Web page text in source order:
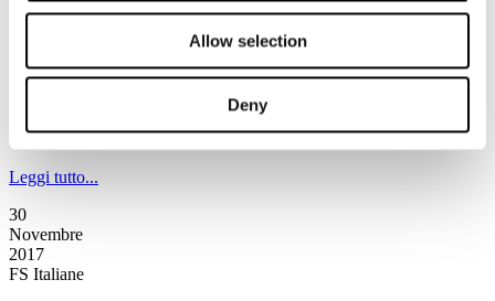
Allow selection
Deny
domani, venerdì 1 dicembre, il dottor Trenamore sarà
nella città del Palio
Radio2
continua la collaborazione fra FS Italiane e Caterpillar
racconta la tua storia acaterpillar@rai.it
Leggi tutto...
30
Novembre
2017
FS Italiane